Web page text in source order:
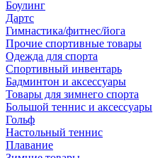
Боулинг
Дартс
Гимнастика/фитнес/йога
Прочие спортивные товары
Одежда для спорта
Спортивный инвентарь
Бадминтон и аксессуары
Товары для зимнего спорта
Большой теннис и аксессуары
Гольф
Настольный теннис
Плавание